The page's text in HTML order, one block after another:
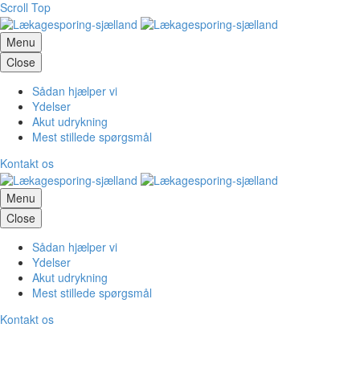
Scroll Top
Menu
Close
Sådan hjælper vi
Ydelser
Akut udrykning
Mest stillede spørgsmål
Kontakt os
Menu
Close
Sådan hjælper vi
Ydelser
Akut udrykning
Mest stillede spørgsmål
Kontakt os